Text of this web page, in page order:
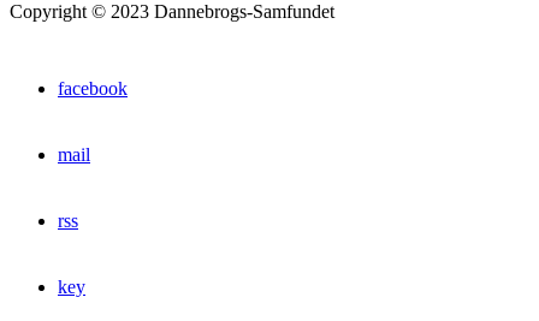
Copyright © 2023 Dannebrogs-Samfundet
facebook
mail
rss
key